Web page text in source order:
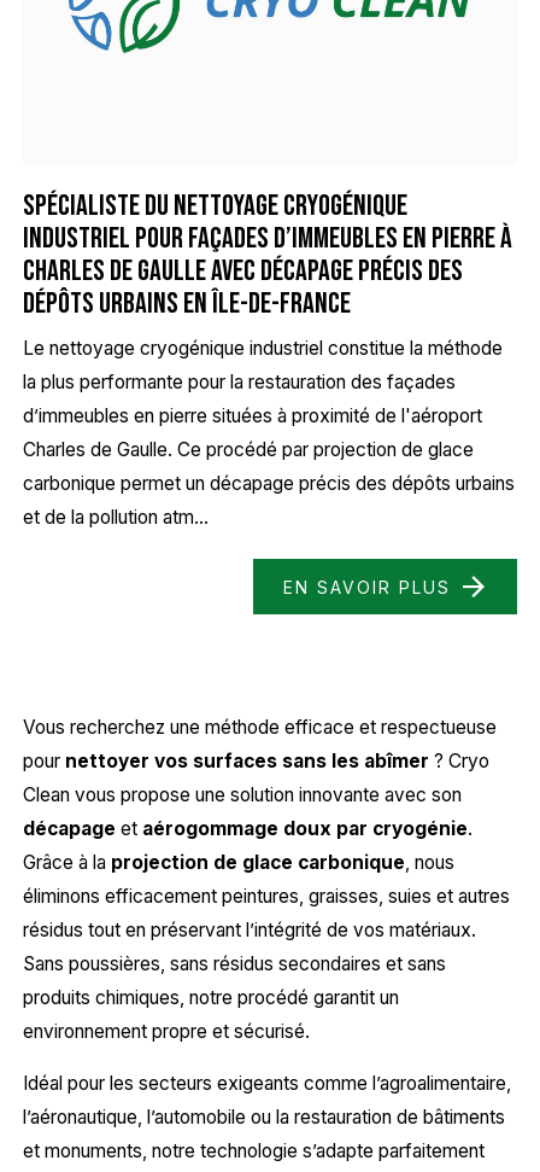
Spécialiste du nettoyage cryogénique
industriel pour façades d’immeubles en pierre à
Charles de Gaulle avec décapage précis des
dépôts urbains en Île-de-France
Le nettoyage cryogénique industriel constitue la méthode
la plus performante pour la restauration des façades
d’immeubles en pierre situées à proximité de l'aéroport
Charles de Gaulle. Ce procédé par projection de glace
carbonique permet un décapage précis des dépôts urbains
et de la pollution atm...
EN SAVOIR PLUS
Vous recherchez une méthode efficace et respectueuse
pour nettoyer vos surfaces sans les abîmer ? Cryo
Clean vous propose une solution innovante avec son
décapage et aérogommage doux par cryogénie.
Grâce à la projection de glace carbonique, nous
éliminons efficacement peintures, graisses, suies et autres
résidus tout en préservant l’intégrité de vos matériaux.
Sans poussières, sans résidus secondaires et sans
produits chimiques, notre procédé garantit un
environnement propre et sécurisé.
Idéal pour les secteurs exigeants comme l’agroalimentaire,
l’aéronautique, l’automobile ou la restauration de bâtiments
et monuments, notre technologie s’adapte parfaitement